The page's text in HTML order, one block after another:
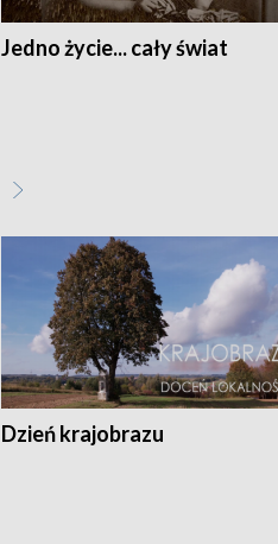
Jedno życie... cały świat
Dzień krajobrazu